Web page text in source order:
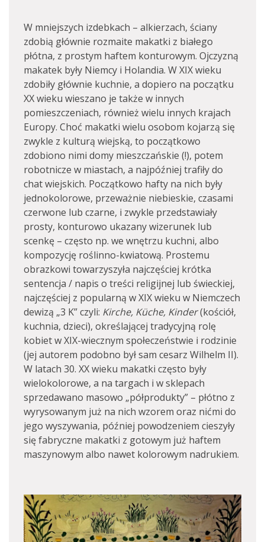
W mniejszych izdebkach – alkierzach, ściany
zdobią głównie rozmaite makatki z białego
płótna, z prostym haftem konturowym. Ojczyzną
makatek były Niemcy i Holandia. W XIX wieku
zdobiły głównie kuchnie, a dopiero na początku
XX wieku wieszano je także w innych
pomieszczeniach, również wielu innych krajach
Europy. Choć makatki wielu osobom kojarzą się
zwykle z kulturą wiejską, to początkowo
zdobiono nimi domy mieszczańskie (!), potem
robotnicze w miastach, a najpóźniej trafiły do
chat wiejskich. Początkowo hafty na nich były
jednokolorowe, przeważnie niebieskie, czasami
czerwone lub czarne, i zwykle przedstawiały
prosty, konturowo ukazany wizerunek lub
scenkę – często np. we wnętrzu kuchni, albo
kompozycję roślinno-kwiatową. Prostemu
obrazkowi towarzyszyła najczęściej krótka
sentencja / napis o treści religijnej lub świeckiej,
najczęściej z popularną w XIX wieku w Niemczech
dewizą „3 K” czyli: Kirche, Küche, Kinder(kościół,
kuchnia, dzieci), określającej tradycyjną rolę
kobiet w XIX-wiecznym społeczeństwie i rodzinie
(jej autorem podobno był sam cesarz Wilhelm II).
W latach 30. XX wieku makatki często były
wielokolorowe, a na targach i w sklepach
sprzedawano masowo „półprodukty” – płótno z
wyrysowanym już na nich wzorem oraz nićmi do
jego wyszywania, później powodzeniem cieszyły
się fabryczne makatki z gotowym już haftem
maszynowym albo nawet kolorowym nadrukiem.